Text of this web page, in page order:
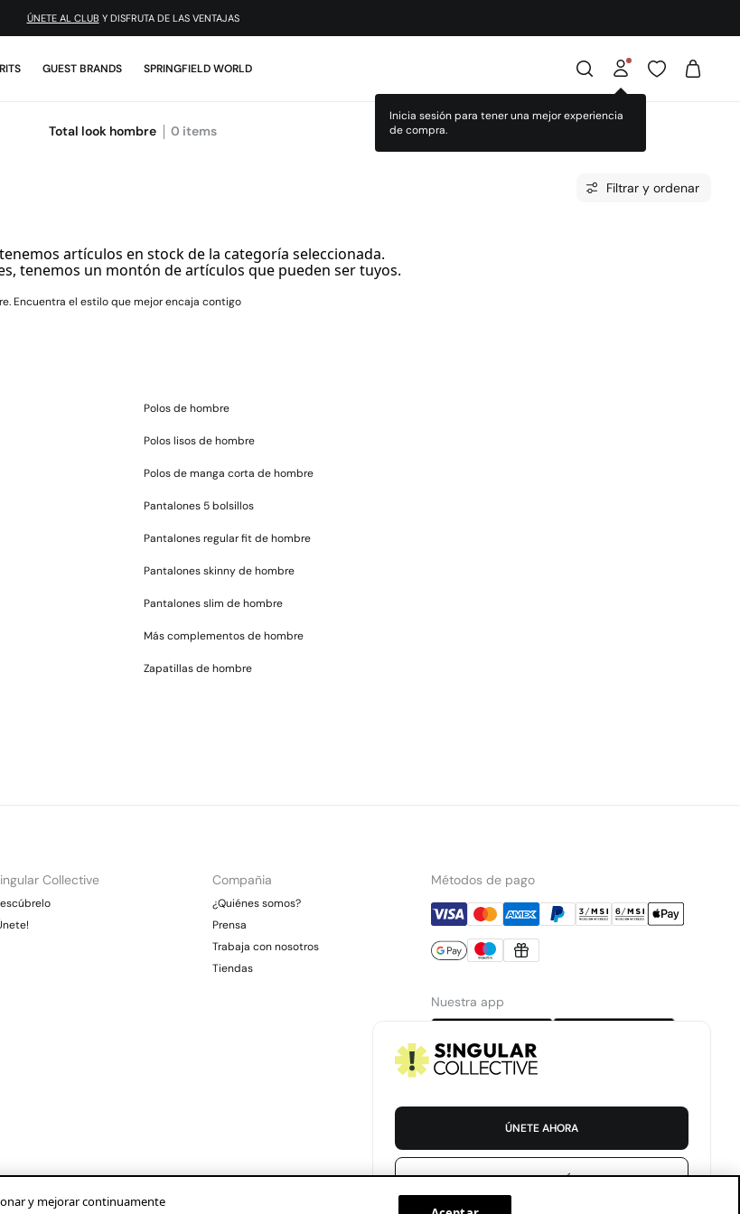
ÚNETE AL CLUB Y DISFRUTA DE LAS VENTAJAS
GUEST BRANDS SPRINGFIELD WORLD
Inicia sesión para tener una mejor experiencia
de compra.
Total look hombre 0 items
Filtrar y ordenar
artículos en stock de la categoría seleccionada.
tenemos un montón de artículos que pueden ser tuyos.
Encuentra el estilo que mejor encaja contigo
Polos de hombre
Polos lisos de hombre
Polos de manga corta de hombre
Pantalones 5 bolsillos
Pantalones regular fit de hombre
Pantalones skinny de hombre
Pantalones slim de hombre
Más complementos de hombre
Zapatillas de hombre
Collective Compañia
¿Quiénes somos?
Prensa
Trabaja con nosotros
Tiendas
Métodos de pago
Nuestra app
Mexico Español
ÚNETE AHORA
INICIAR SESIÓN
y mejorar continuamente